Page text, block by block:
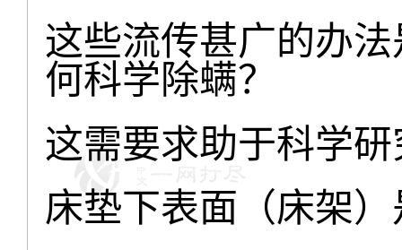
这些流传甚广的办
何科学除螨？
这需要求助于科学
床垫下表面（床架